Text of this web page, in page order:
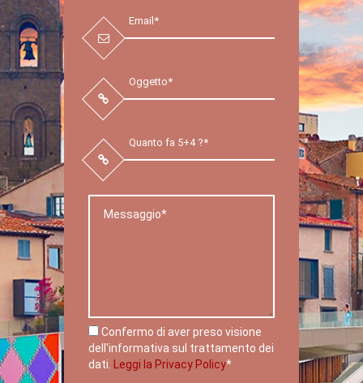
Confermo di aver preso visione
dell'informativa sul trattamento dei
dati.
Leggi la Privacy Policy*